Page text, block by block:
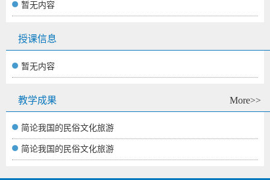
暂无内容
授课信息
暂无内容
教学成果 More>>
简论我国的民俗文化旅游
简论我国的民俗文化旅游